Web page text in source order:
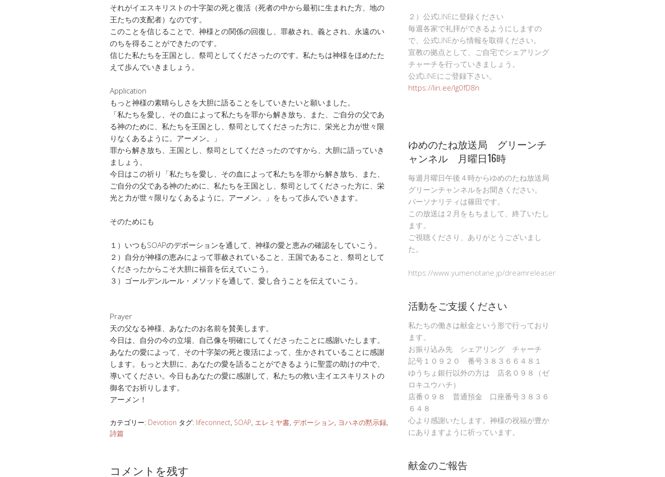
それがイエスキリストの十字架の死と復活（死者の中から最初に生まれた方、地の
王たちの支配者）なのです。
このことを信じることで、神様との関係の回復し、罪赦され、義とされ、永遠のい
のちを得ることができたのです。
信じた私たちを王国とし、祭司としてくださったのです。私たちは神様をほめたた
えて歩んでいきましょう。
Application
もっと神様の素晴らしさを大胆に語ることをしていきたいと願いました。
「私たちを愛し、その血によって私たちを罪から解き放ち、また、ご自分の父であ
る神のために、私たちを王国とし、祭司としてくださった方に、栄光と力が世々限
りなくあるように。アーメン。」
罪から解き放ち、王国とし、祭司としてくださったのですから、大胆に語っていき
ましょう。
今日はこの祈り「私たちを愛し、その血によって私たちを罪から解き放ち、また、
ご自分の父である神のために、私たちを王国とし、祭司としてくださった方に、栄
光と力が世々限りなくあるように。アーメン。」をもって歩んでいきます。
そのためにも
１）いつもSOAPのデボーションを通して、神様の愛と恵みの確認をしていこう。
２）自分が神様の恵みによって罪赦されていること、王国であること、祭司として
くださったからこそ大胆に福音を伝えていこう。
３）ゴールデンルール・メソッドを通して、愛し合うことを伝えていこう。
Prayer
天の父なる神様、あなたのお名前を賛美します。
今日は、自分の今の立場、自己像を明確にしてくださったことに感謝いたします。
あなたの愛によって、その十字架の死と復活によって、生かされていることに感謝
します。もっと大胆に、あなたの愛を語ることができるように聖霊の助けの中で、
導いてください。今日もあなたの愛に感謝して、私たちの救い主イエスキリストの
御名でお祈りします。
アーメン！
カテゴリー: Devotion タグ: lifeconnect, SOAP, エレミヤ書, デボーション, ヨハネの黙示録,
詩篇
コメントを残す
２）公式LINEに登録ください
毎週各家で礼拝ができるようにしますの
で、公式LINEから情報を取得ください。
宣教の拠点として、ご自宅でシェアリング
チャーチを行っていきましょう。
公式LINEにご登録下さい。
https://lin.ee/Ig0fD8n
ゆめのたね放送局 グリーンチ
ャンネル 月曜日16時
毎週月曜日午後４時からゆめのたね放送局
グリーンチャンネルをお聞きください。
パーソナリティは篠田です。
この放送は２月をもちまして、終了いたし
ます。
ご視聴くださり、ありがとうございまし
た。
https://www.yumenotane.jp/dreamreleaser
活動をご支援ください
私たちの働きは献金という形で行っており
ます。
お振り込み先 シェアリング チャーチ
記号１０９２０ 番号３８３６６４８１
ゆうちょ銀行以外の方は 店名０９８（ゼ
ロキユウハチ）
店番０９８ 普通預金 口座番号３８３６
６４８
心より感謝いたします。神様の祝福が豊か
にありますように祈っています。
献金のご報告